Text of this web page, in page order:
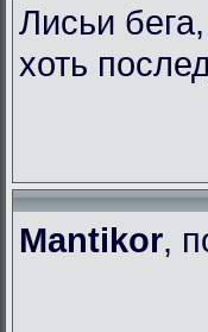
Лисьи
хоть
Mantikor,